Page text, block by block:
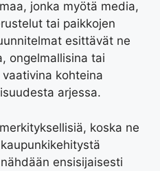
jonka myötä media,
tai paikkojen
esittävät ne
ongelmallisina tai
kohteina
arjessa.
koska ne
ensisijaisesti